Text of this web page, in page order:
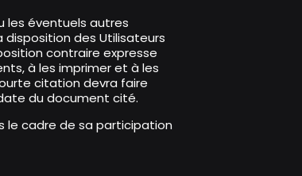
les éventuels autres
des Utilisateurs
contraire expresse
à les imprimer et à les
citation devra faire
du document cité.
le cadre de sa participation